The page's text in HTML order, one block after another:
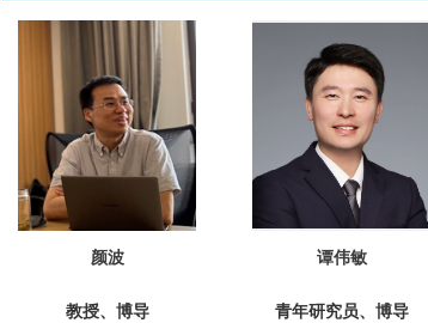
颜波
教授、博导
谭伟敏
青年研究员、博导